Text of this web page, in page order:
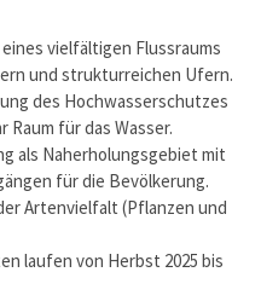
vielfältigen Flussraums
und strukturreichen Ufern.
des Hochwasserschutzes
Raum für das Wasser.
als Naherholungsgebiet mit
für die Bevölkerung.
Artenvielfalt (Pflanzen und
laufen von Herbst 2025 bis